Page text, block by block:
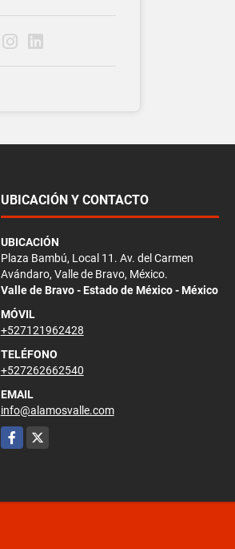
UBICACIÓN Y CONTACTO
UBICACIÓN
Plaza Bambú, Local 11. Av. del Carmen
Avándaro, Valle de Bravo, México.
Valle de Bravo - Estado de México - México
MÓVIL
+527121962428
TELÉFONO
+527262662540
EMAIL
info@alamosvalle.com
Facebook
X